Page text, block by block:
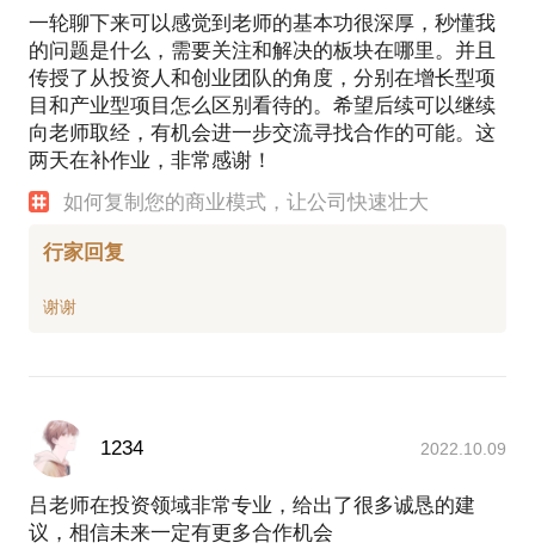
2011年创立互联网+酒店场地预订的招投标网络平
台；
2013年参加浙江大学举办的“世界青年创业家论坛
PITCH大赛”，获得200个参赛项目中的冠军。
2015年9月出版创业转型战略性系统性畅销书《唯核
不破》
2015年10月，百度认证作家，36kr专栏作者，亿欧网
专栏作者
一家人工智能证券投资公司全职落地做融资后管理咨
项目经历：
率数倍提升。2008年业绩突破3000万元。
2006.2-2006.5，成功研发精准报价和精准交期预测模
型，外贸业务员报价效率提升上百倍！因此也推动内
部核心业务流程变革，采购员和业务员岗位人力综合
成本降低到原来的1/3不到！
一轮聊下来可以感觉到老师的基本功很深厚，秒懂我
的问题是什么，需要关注和解决的板块在哪里。并且
传授了从投资人和创业团队的角度，分别在增长型项
目和产业型项目怎么区别看待的。希望后续可以继续
向老师取经，有机会进一步交流寻找合作的可能。这
两天在补作业，非常感谢！
如何复制您的商业模式，让公司快速壮大
行家回复
1234 2022.10.09
吕老师在投资领域非常专业，给出了很多诚恳的建
议，相信未来一定有更多合作机会